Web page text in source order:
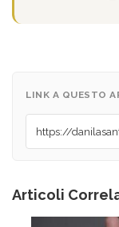
LINK A QUESTO
Articoli